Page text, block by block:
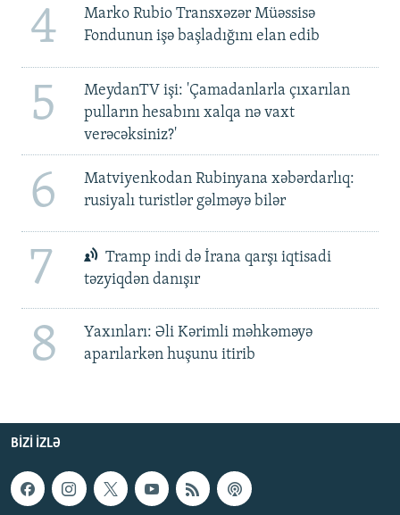
4
Marko Rubio Transxəzər Müəssisə
Fondunun işə başladığını elan edib
5
MeydanTV işi: 'Çamadanlarla çıxarılan
pulların hesabını xalqa nə vaxt
verəcəksiniz?'
6
Matviyenkodan Rubinyana xəbərdarlıq:
rusiyalı turistlər gəlməyə bilər
7
Tramp indi də İrana qarşı iqtisadi
təzyiqdən danışır
8
Yaxınları: Əli Kərimli məhkəməyə
aparılarkən huşunu itirib
BIZI IZLƏ